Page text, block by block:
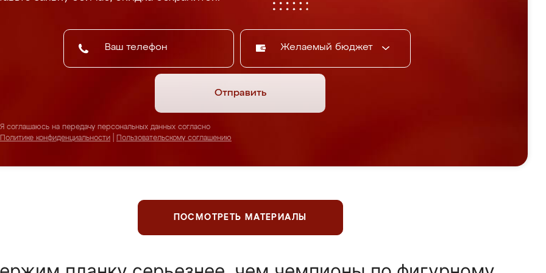
Желаемый бюджет
Отправить
Я соглашаюсь на передачу персональных данных согласно
Политике конфиденциальности
Пользовательскому соглашению
ПОСМОТРЕТЬ МАТЕРИАЛЫ